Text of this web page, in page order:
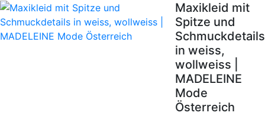
Maxikleid mit
Spitze und
Schmuckdetails
in weiss,
wollweiss |
MADELEINE
Mode
Österreich